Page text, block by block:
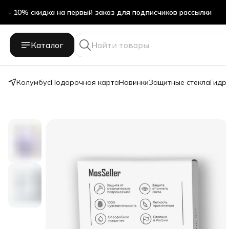
- 10% скидка на первый заказ для подписчиков рассылки
Бесплатная доставка в ПВЗ Яндекс Маркет
Каталог
КолумбусПодарочная картаНовинкиЗащитные стекла